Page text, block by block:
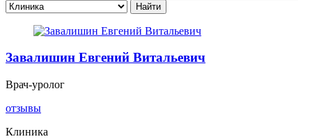
Завалишин Евгений Витальевич
Врач-уролог
отзывы
Клиника